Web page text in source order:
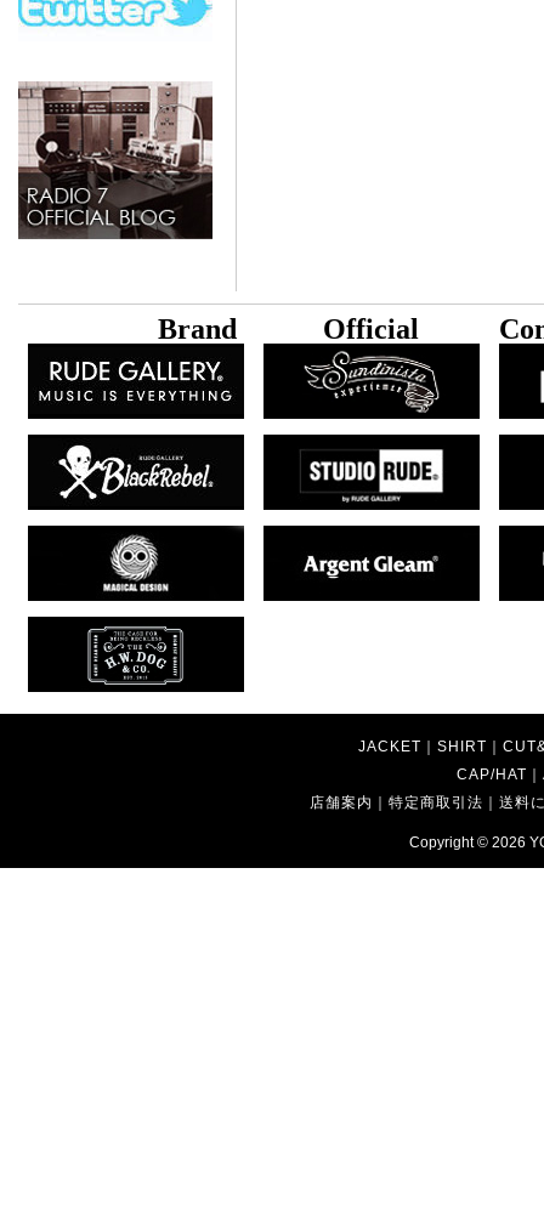
Brand Official
JACKET ｜ SHIRT ｜
CAP/HAT ｜
店舗案内 ｜特定商取引法 ｜送料
Copyright © 2026